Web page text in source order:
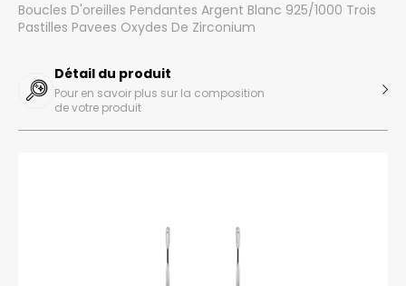
Boucles D'oreilles Pendantes Argent Blanc 925/1000 Trois
Pastilles Pavees Oxydes De Zirconium
Détail du produit
Pour en savoir plus sur la composition
de votre produit